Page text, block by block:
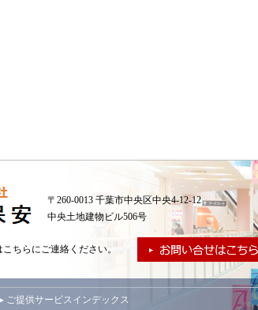
〒260-0013 千葉市中央区中央4-12-12
中央土地建物ビル506号
ちらにご連絡ください。
▸ ご提供サービスインデックス